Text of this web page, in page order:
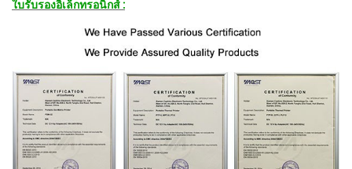
ใบรับรองอิเล็กทรอนิกส์ :